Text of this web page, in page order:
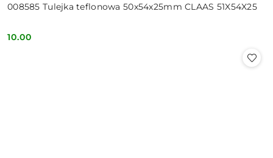
008585 Tulejka teflonowa 50x54x25mm CLAAS 51X54X25
Cena:
10.00